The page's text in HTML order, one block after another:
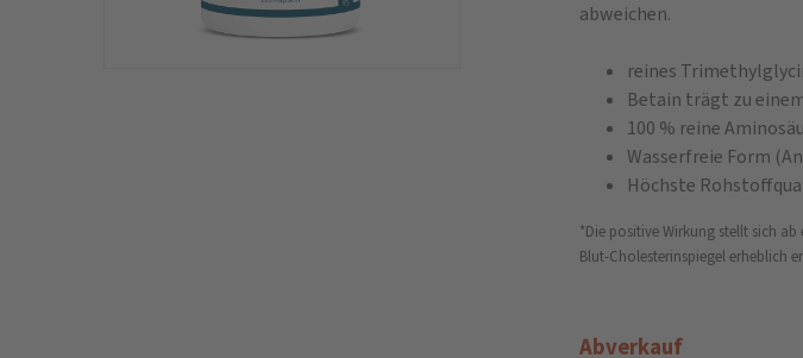
abweichen.
reines
Betain trägt zu
100 % reine
Wasserfreie Form
Höchste
*Die positive Wirkung stellt sich
Blut-Cholesterinspiegel erheblich
Abverkauf